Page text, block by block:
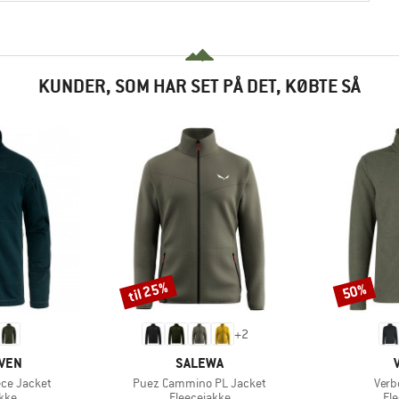
KUNDER, SOM HAR SET PÅ DET, KØBTE SÅ
Jacket
+2
MÆRKE
SALEWA
Artikel
Puez Cammino PL Jacket
Rabat
til 25% Rabat
50%